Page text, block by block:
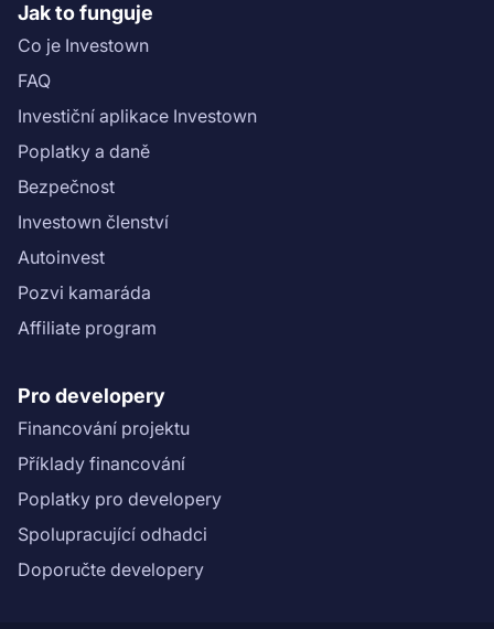
Jak to funguje
Co je Investown
FAQ
Investiční aplikace Investown
Poplatky a daně
Bezpečnost
Investown členství
Autoinvest
Pozvi kamaráda
Affiliate program
Pro developery
Financování projektu
Příklady financování
Poplatky pro developery
Spolupracující odhadci
Doporučte developery